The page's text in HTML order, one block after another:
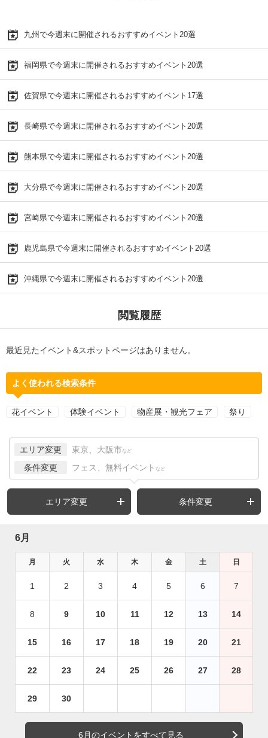
九州で今週末に開催されるおすすめイベント20選
福岡県で今週末に開催されるおすすめイベント20選
佐賀県で今週末に開催されるおすすめイベント17選
長崎県で今週末に開催されるおすすめイベント20選
熊本県で今週末に開催されるおすすめイベント20選
大分県で今週末に開催されるおすすめイベント20選
宮崎県で今週末に開催されるおすすめイベント20選
鹿児島県で今週末に開催されるおすすめイベント20選
沖縄県で今週末に開催されるおすすめイベント20選
閲覧履歴
最近見たイベント&スポットページはありません。
よく使われる検索条件
花イベント 体験イベント 物産展・観光フェア 祭り
エリア変更 東京、大阪市 など
条件変更 フェス、無料イベント など
エリア変更 条件変更
6月
月 火 水 木 金 土 日
1 2 3 4 5 6 7
8 9 10 11 12 13 14
15 16 17 18 19 20 21
22 23 24 25 26 27 28
29 30
6月のイベントをすべて見る